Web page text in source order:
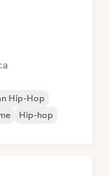
Hip-Hop
Hip-hop